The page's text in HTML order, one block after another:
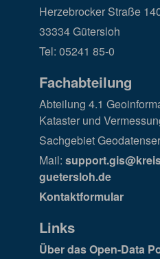
Herzebrocker Straße
33334 Gütersloh
Tel: 05241 85-0
Fachabteilung
Abteilung 4.1
Kataster und
Sachgebiet
Mail:
guetersloh.de
Kontaktformular
Links
Über das Open-Data